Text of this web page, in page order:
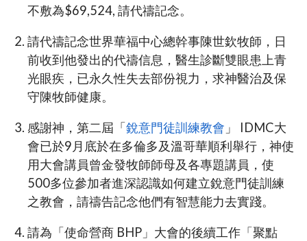
不敷為$69,524, 請代禱記念。
請代禱記念世界華福中心總幹事陳世欽牧師，日
前收到他發出的代禱信息，醫生診斷雙眼患上青
光眼疾，已永久性失去部份視力，求神醫治及保
守陳牧師健康。
感謝神，第二屆「銳意門徒訓練教會 」 IDMC大
會已於9月底於在多倫多及溫哥華順利舉行，神使
用大會講員曾金發牧師師母及各專題講員，使
500多位參加者進深認識如何建立銳意門徒訓練
之教會，請禱告記念他們有智慧能力去實踐。
請為「使命營商 BHP」大會的後續工作「聚點